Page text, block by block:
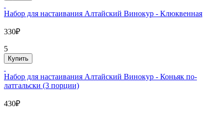
Набор для настаивания Алтайский Винокур - Клюквенная
330₽
5
Купить
Набор для настаивания Алтайский Винокур - Коньяк по-
латгальски (3 порции)
430₽